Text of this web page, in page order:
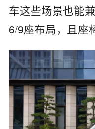
车这些场景也能
6/9座布局，且座